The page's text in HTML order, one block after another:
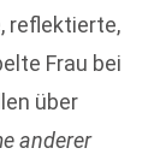
reflektierte,
Frau bei
über
anderer